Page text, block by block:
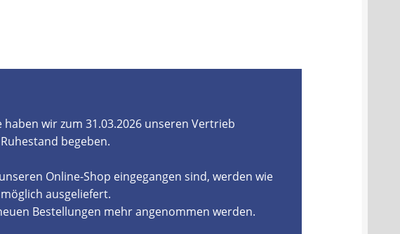
wir zum 31.03.2026 unseren Vertrieb
begeben.
Online-Shop eingegangen sind, werden wie
ausgeliefert.
Bestellungen mehr angenommen werden.